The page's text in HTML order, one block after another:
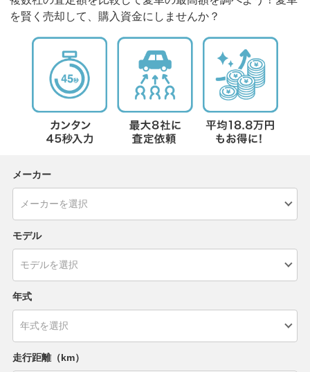
を賢く売却して、購入資金にしませんか？
メーカー
モデル
年式
走行距離（km）